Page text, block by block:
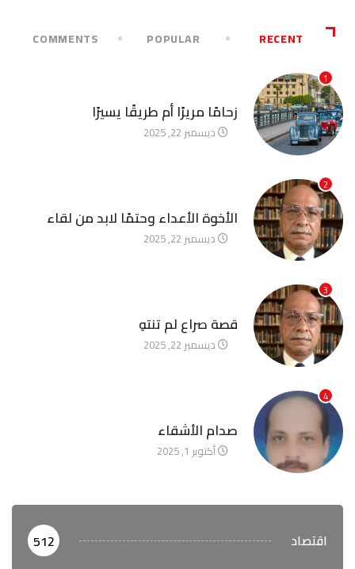
RECENT
POPULAR
COMMENTS
1
زحامًا مريرًا أم طريقًا يسيرًا
ديسمبر 22, 2025
2
الأخوة الأعداء وحتمًا لابد من لقاء
ديسمبر 22, 2025
3
قصة صراع لم تنتهِ
ديسمبر 22, 2025
4
صدام الأشقاء
أكتوبر 1, 2025
اقتصاد 512